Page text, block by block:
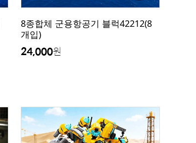
8종합체 군용항공기 블럭42212(8
개입)
24,000원